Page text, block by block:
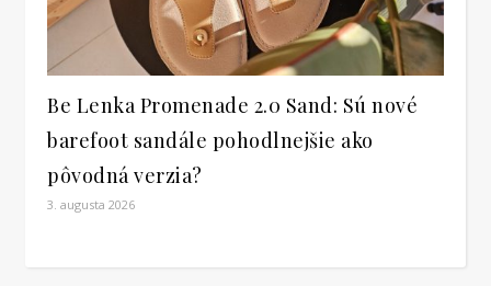
Be Lenka Promenade 2.0 Sand: Sú nové
barefoot sandále pohodlnejšie ako
pôvodná verzia?
3. augusta 2026